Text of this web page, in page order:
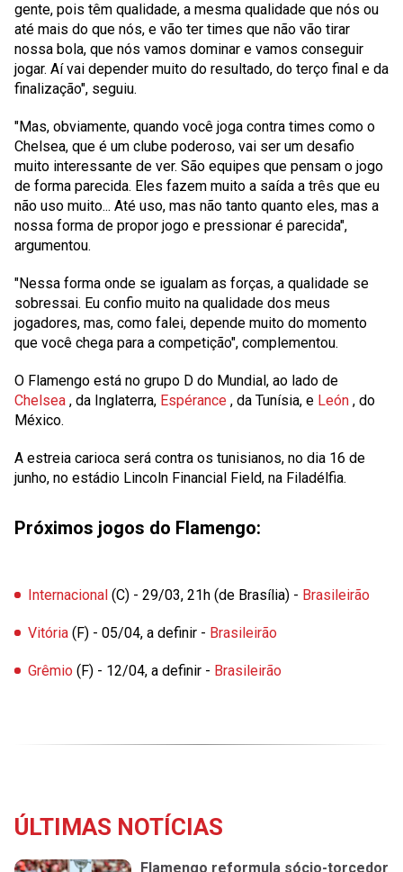
gente, pois têm qualidade, a mesma qualidade que nós ou
até mais do que nós, e vão ter times que não vão tirar
nossa bola, que nós vamos dominar e vamos conseguir
jogar. Aí vai depender muito do resultado, do terço final e da
finalização", seguiu.
"Mas, obviamente, quando você joga contra times como o
Chelsea, que é um clube poderoso, vai ser um desafio
muito interessante de ver. São equipes que pensam o jogo
de forma parecida. Eles fazem muito a saída a três que eu
não uso muito... Até uso, mas não tanto quanto eles, mas a
nossa forma de propor jogo e pressionar é parecida",
argumentou.
"Nessa forma onde se igualam as forças, a qualidade se
sobressai. Eu confio muito na qualidade dos meus
jogadores, mas, como falei, depende muito do momento
que você chega para a competição", complementou.
O Flamengo está no grupo D do Mundial, ao lado de
Chelsea , da Inglaterra, Espérance , da Tunísia, e León , do
México.
A estreia carioca será contra os tunisianos, no dia 16 de
junho, no estádio Lincoln Financial Field, na Filadélfia.
Próximos jogos do Flamengo:
Internacional (C) - 29/03, 21h (de Brasília) - Brasileirão
Vitória (F) - 05/04, a definir - Brasileirão
Grêmio (F) - 12/04, a definir - Brasileirão
ÚLTIMAS NOTÍCIAS
Flamengo reformula sócio-torcedor